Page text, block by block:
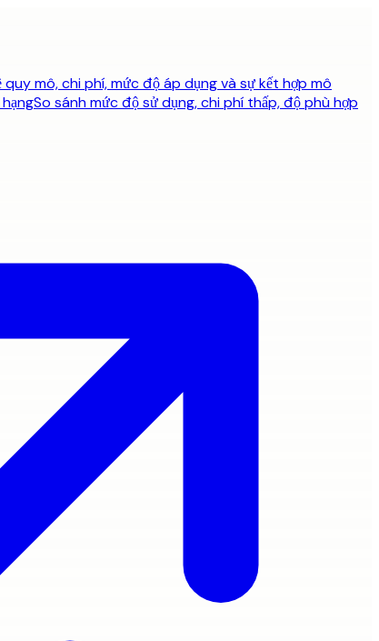
mô, chi phí, mức độ áp dụng và sự kết hợp mô
So sánh mức độ sử dụng, chi phí thấp, độ phù hợp